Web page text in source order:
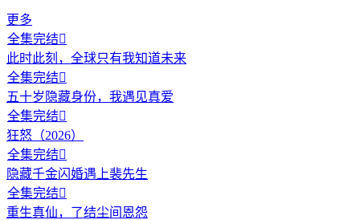
更多
全集完结
此时此刻，全球只有我知道未来
全集完结
五十岁隐藏身份，我遇见真爱
全集完结
狂怒（2026）
全集完结
隐藏千金闪婚遇上裴先生
全集完结
重生真仙，了结尘间恩怨